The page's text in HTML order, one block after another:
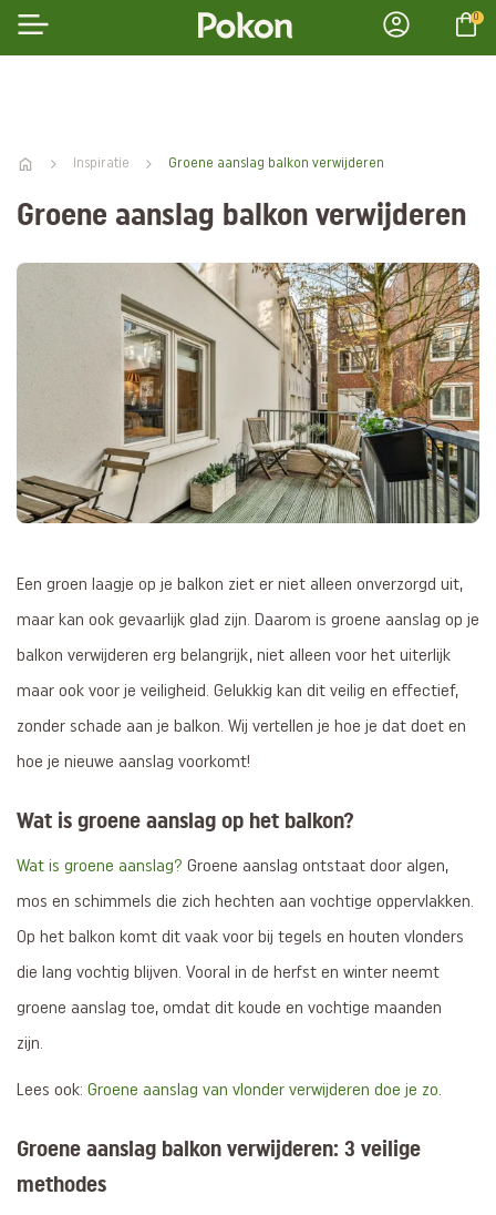
0
Inspiratie Groene aanslag balkon verwijderen
Groene aanslag balkon verwijderen
Een groen laagje op je balkon ziet er niet alleen onverzorgd uit,
maar kan ook gevaarlijk glad zijn. Daarom is groene aanslag op je
balkon verwijderen erg belangrijk, niet alleen voor het uiterlijk
maar ook voor je veiligheid. Gelukkig kan dit veilig en effectief,
zonder schade aan je balkon. Wij vertellen je hoe je dat doet en
hoe je nieuwe aanslag voorkomt!
Wat is groene aanslag op het balkon?
Wat is groene aanslag? Groene aanslag ontstaat door algen,
mos en schimmels die zich hechten aan vochtige oppervlakken.
Op het balkon komt dit vaak voor bij tegels en houten vlonders
die lang vochtig blijven. Vooral in de herfst en winter neemt
groene aanslag toe, omdat dit koude en vochtige maanden
zijn.
Lees ook: Groene aanslag van vlonder verwijderen doe je zo.
Groene aanslag balkon verwijderen: 3 veilige
methodes